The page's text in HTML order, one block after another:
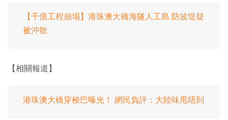
【千億工程崩塌】港珠澳大橋海隧人工島 防波堤疑
被沖散
【相關報道】
港珠澳大橋穿梭巴曝光！ 網民負評：大陸味甩唔到